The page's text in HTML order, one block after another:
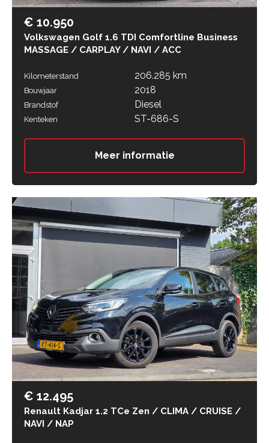
€ 10.950
Volkswagen Golf 1.6 TDI Comfortline Business
MASSAGE / CARPLAY / NAVI / ACC
Kilometerstand 206.285 km
Bouwjaar 2018
Brandstof Diesel
Kenteken ST-686-S
Meer informatie
€ 12.495
Renault Kadjar 1.2 TCe Zen / CLIMA / CRUISE /
NAVI / NAP